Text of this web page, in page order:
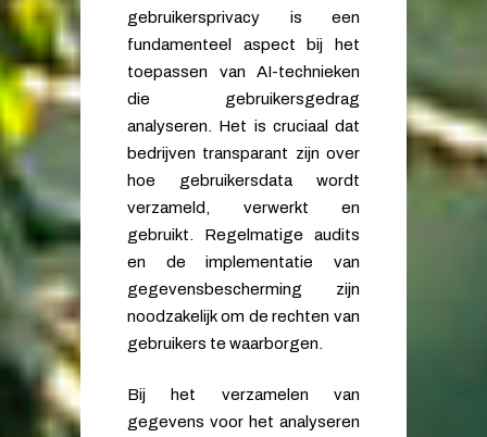
gebruikersprivacy is een
fundamenteel aspect bij het
toepassen van AI-technieken
die gebruikersgedrag
analyseren. Het is cruciaal dat
bedrijven transparant zijn over
hoe gebruikersdata wordt
verzameld, verwerkt en
gebruikt. Regelmatige audits
en de implementatie van
gegevensbescherming zijn
noodzakelijk om de rechten van
gebruikers te waarborgen.
Bij het verzamelen van
gegevens voor het analyseren